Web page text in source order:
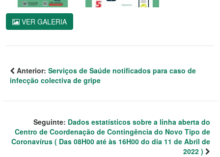
VER GALERIA
Anterior: Serviços de Saúde notificados para caso de
infecção colectiva de gripe
Seguinte: Dados estatísticos sobre a linha aberta do
Centro de Coordenação de Contingência do Novo Tipo de
Coronavírus ( Das 08H00 até às 16H00 do dia 11 de Abril de
2022 )